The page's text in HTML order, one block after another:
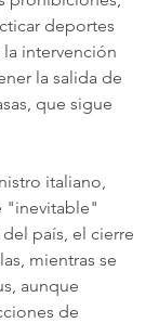
deportes
intervención
la salida de
que sigue
italiano,
"inevitable"
país, el cierre
mientras se
aunque
de